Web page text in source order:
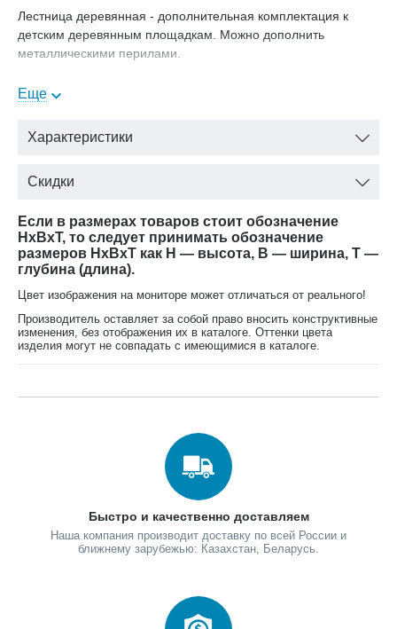
Лестница деревянная - дополнительная комплектация к
детским деревянным площадкам. Можно дополнить
металлическими перилами.
нужна ли Вам доставка.
Сделано в России. Гарантия 1 год, подробнее об условиях
гарантии
Удачной покупки!
Еще
Характеристики
Скидки
Если в размерах товаров стоит обозначение
HxBxT, то следует принимать обозначение
размеров HxBxT как H — высота, B — ширина, T —
глубина (длина).
Цвет изображения на мониторе может отличаться от реального!
Производитель оставляет за собой право вносить конструктивные
изменения, без отображения их в каталоге. Оттенки цвета
изделия могут не совпадать с имеющимися в каталоге.
Быстро и качественно доставляем
Наша компания производит доставку по всей России и
ближнему зарубежью: Казахстан, Беларусь.